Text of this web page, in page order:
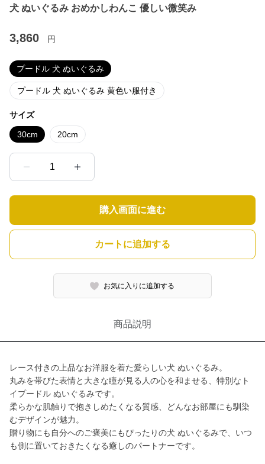
犬 ぬいぐるみ おめかしわんこ 優しい微笑み
3,860 円
プードル 犬 ぬいぐるみ
プードル 犬 ぬいぐるみ 黄色い服付き
サイズ
30cm 20cm
1
購入画面に進む
カートに追加する
お気に入りに追加する
商品説明
レース付きの上品なお洋服を着た愛らしい犬 ぬいぐるみ。
丸みを帯びた表情と大きな瞳が見る人の心を和ませる、特別なト
イプードル ぬいぐるみです。
柔らかな肌触りで抱きしめたくなる質感、どんなお部屋にも馴染
むデザインが魅力。
贈り物にも自分へのご褒美にもぴったりの犬 ぬいぐるみで、いつ
も側に置いておきたくなる癒しのパートナーです。